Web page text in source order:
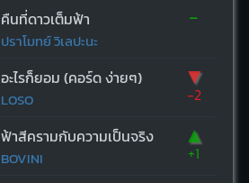
คืนที่ดาวเต็มฟ้า
ปราโมทย์ วิเลปะนะ
-
อะไรก็ยอม (คอร์ด ง่ายๆ)
LOSO
▼
-2
ฟ้าสีครามกับความเป็นจริง
BOVINI
▲
+1